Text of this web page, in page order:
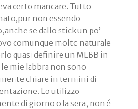
certo mancare. Tutto
non essendo
se dallo stick un po’
comunque molto naturale
quasi definire un MLBB in
mie labbra non sono
chiare in termini di
Lo utilizzo
di giorno o la sera, non é